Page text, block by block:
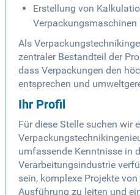
Erstellung von
Verpackungsmaschinen
Als
zentraler Bestandteil der
dass Verpackungen den
entsprechen und
Ihr Profil
Für diese Stelle suchen wir
umfassende Kenntnisse in
Verarbeitungsindustrie
sein, komplexe Projekte
Ausführung zu leiten und